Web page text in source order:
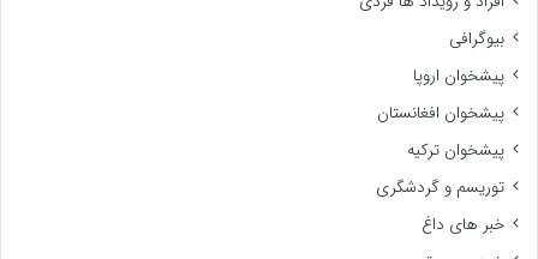
بیوگرافی
پیشخوان اروپا
پیشخوان افغانستان
پیشخوان ترکیه
توریسم و گردشگری
خبر های داغ